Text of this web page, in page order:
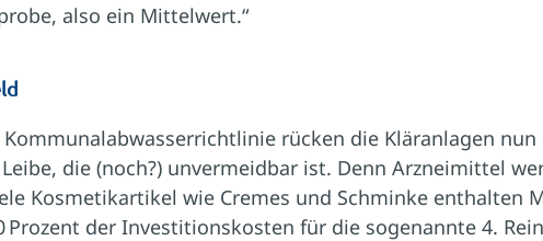
also ein Mittelwert.“
rücken die Kläranlagen nun
die (noch?) unvermeidbar ist. Denn Arzneimittel
Kosmetikartikel wie Cremes und Schminke enthalten
Prozent der Investitionskosten für die sogenannte 4.